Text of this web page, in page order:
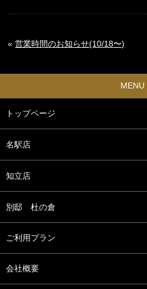
«営業時間のお知らせ(10/18〜)
MENU
トップページ
名駅店
知立店
別邸 杜の倉
ご利用プラン
会社概要